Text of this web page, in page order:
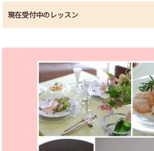
現在受付中のレッスン